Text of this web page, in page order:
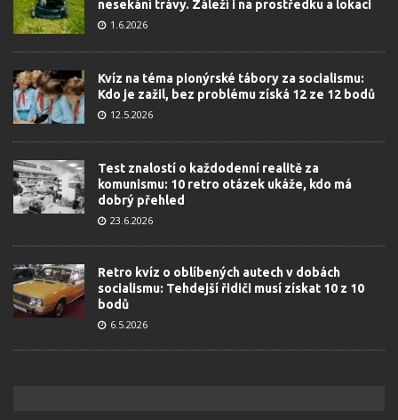
nesekání trávy. Záleží i na prostředku a lokaci
1.6.2026
Kvíz na téma pionýrské tábory za socialismu:
Kdo je zažil, bez problému získá 12 ze 12 bodů
12.5.2026
Test znalostí o každodenní realitě za
komunismu: 10 retro otázek ukáže, kdo má
dobrý přehled
23.6.2026
Retro kvíz o oblíbených autech v dobách
socialismu: Tehdejší řidiči musí získat 10 z 10
bodů
6.5.2026